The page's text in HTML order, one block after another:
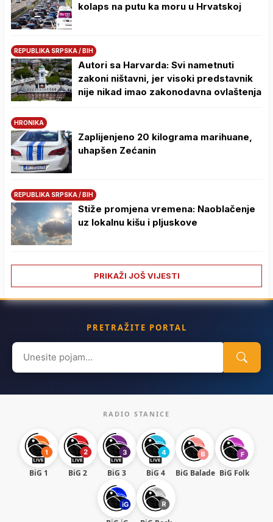
kolaps na putu ka moru u Hrvatskoj
REPUBLIKA SRPSKA / BIH
Autori sa Harvarda: Svi nametnuti
zakoni ništavni, jer visoki predstavnik
nije nikad imao zakonodavna ovlaštenja
HRONIKA
Zaplijenjeno 20 kilograma marihuane,
uhapšen Zećanin
REPUBLIKA SRPSKA / BIH
Stiže promjena vremena: Naoblačenje
uz lokalnu kišu i pljuskove
PRIKAŽI JOŠ VIJESTI
PRETRAŽITE PORTAL
Search
for:
RADIO STANICE
BiG 1 BiG 2 BiG 3 BiG 4 BiG Balade BiG Folk